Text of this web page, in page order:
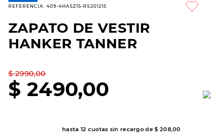
REFERENCIA: 409-4HA5Z15-RS201215
ZAPATO DE VESTIR
HANKER TANNER
$ 2990,00
$ 2490,00
hasta 12 cuotas sin recargo de$ 208,00
3 .
skechers slip-ins